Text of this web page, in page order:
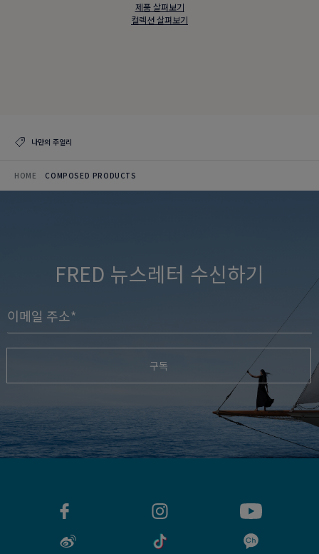
제품 살펴보기
컬렉션 살펴보기
나만의 주얼리
HOME COMPOSED PRODUCTS
FRED 뉴스레터 수신하기
구독